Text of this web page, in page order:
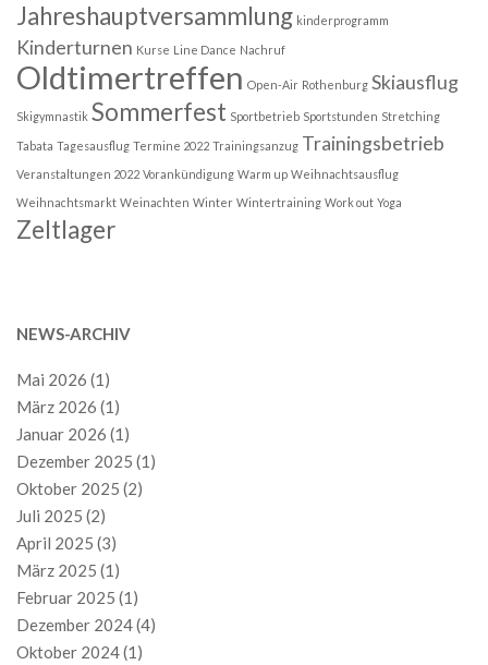
Jahreshauptversammlung kinderprogramm
Kinderturnen Kurse Line Dance Nachruf
Oldtimertreffen Open-Air Rothenburg Skiausflug
Skigymnastik Sommerfest Sportbetrieb Sportstunden Stretching
Tabata Tagesausflug Termine 2022 Trainingsanzug Trainingsbetrieb
Veranstaltungen 2022 Vorankündigung Warm up Weihnachtsausflug
Weihnachtsmarkt Weinachten Winter Wintertraining Work out Yoga
Zeltlager
NEWS-ARCHIV
Mai 2026 (1)
März 2026 (1)
Januar 2026 (1)
Dezember 2025 (1)
Oktober 2025 (2)
Juli 2025 (2)
April 2025 (3)
März 2025 (1)
Februar 2025 (1)
Dezember 2024(4)
Oktober 2024(1)